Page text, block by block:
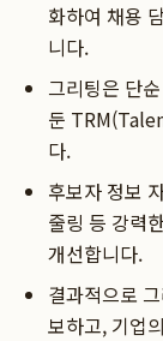
화하여 채용
니다.
그리팅은 단
둔
다.
후보자 정보
줄링 등 강력
개선합니다.
결과적으로
보하고, 기업